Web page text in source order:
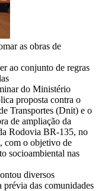
as obras de
ao conjunto de regras
do Ministério
proposta contra o
Transportes (Dnit) e o
de ampliação da
Rodovia BR-135, no
com o objetivo de
socioambiental nas
diversos
prévia das comunidades